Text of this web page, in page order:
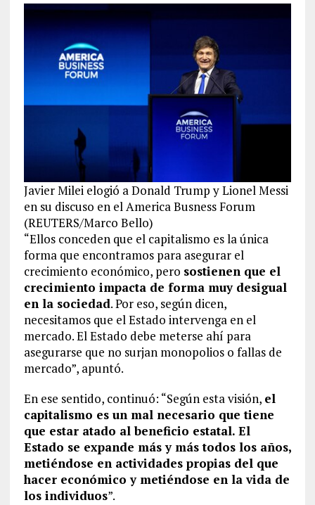
Javier Milei elogió a Donald Trump y Lionel Messi
en su discuso en el America Busness Forum
(REUTERS/Marco Bello)
“Ellos conceden que el capitalismo es la única
forma que encontramos para asegurar el
crecimiento económico, pero sostienen que el
crecimiento impacta de forma muy desigual
en la sociedad. Por eso, según dicen,
necesitamos que el Estado intervenga en el
mercado. El Estado debe meterse ahí para
asegurarse que no surjan monopolios o fallas de
mercado”, apuntó.
En ese sentido, continuó: “Según esta visión, el
capitalismo es un mal necesario que tiene
que estar atado al beneficio estatal. El
Estado se expande más y más todos los años,
metiéndose en actividades propias del que
hacer económico y metiéndose en la vida de
los individuos”.